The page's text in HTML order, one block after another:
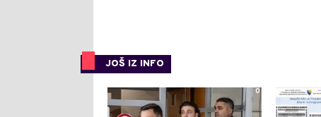
JOŠ IZ INFO
0